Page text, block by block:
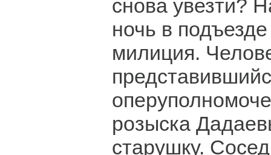
снова увезти?
ночь в
милиция.
розыска
старушку.